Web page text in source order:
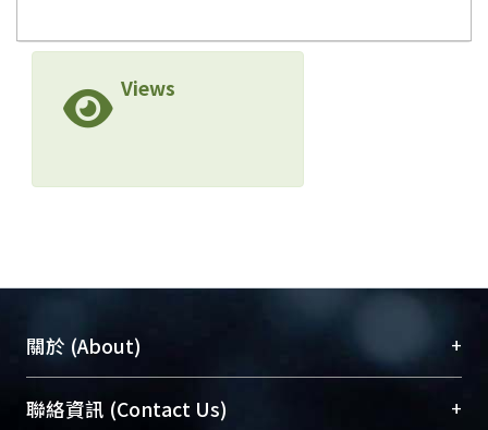
Views
關於 (About) +
臺大位居世界頂尖大學之列，為永久珍藏及向國際
聯絡資訊 (Contact Us) +